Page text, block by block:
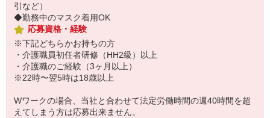
引など）
◆勤務中のマスク着用OK
応募資格・経験
※下記どちらかお持ちの方
・介護職員初任者研修（HH2級）以上
・介護職のご経験（3ヶ月以上）
※22時〜翌5時は18歳以上
Wワークの場合、当社と合わせて法定労働時間の週40時間を超
えてしまう方は応募出来ません。